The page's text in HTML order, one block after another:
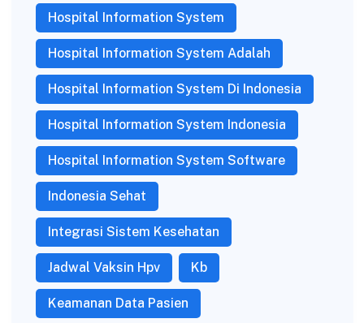
Hospital Information System
Hospital Information System Adalah
Hospital Information System Di Indonesia
Hospital Information System Indonesia
Hospital Information System Software
Indonesia Sehat
Integrasi Sistem Kesehatan
Jadwal Vaksin Hpv Kb
Keamanan Data Pasien